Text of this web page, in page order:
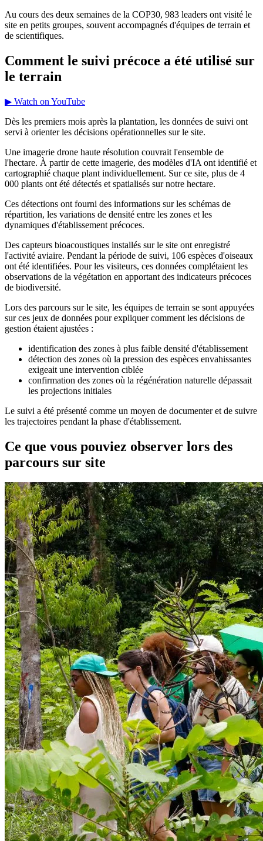
Au cours des deux semaines de la COP30, 983 leaders ont visité le
site en petits groupes, souvent accompagnés d'équipes de terrain et
de scientifiques.
Comment le suivi précoce a été utilisé sur
le terrain
▶ Watch on YouTube
Dès les premiers mois après la plantation, les données de suivi ont
servi à orienter les décisions opérationnelles sur le site.
Une imagerie drone haute résolution couvrait l'ensemble de
l'hectare. À partir de cette imagerie, des modèles d'IA ont identifié et
cartographié chaque plant individuellement. Sur ce site, plus de 4
000 plants ont été détectés et spatialisés sur notre hectare.
Ces détections ont fourni des informations sur les schémas de
répartition, les variations de densité entre les zones et les
dynamiques d'établissement précoces.
Des capteurs bioacoustiques installés sur le site ont enregistré
l'activité aviaire. Pendant la période de suivi, 106 espèces d'oiseaux
ont été identifiées. Pour les visiteurs, ces données complétaient les
observations de la végétation en apportant des indicateurs précoces
de biodiversité.
Lors des parcours sur le site, les équipes de terrain se sont appuyées
sur ces jeux de données pour expliquer comment les décisions de
gestion étaient ajustées :
identification des zones à plus faible densité d'établissement
détection des zones où la pression des espèces envahissantes
exigeait une intervention ciblée
confirmation des zones où la régénération naturelle dépassait
les projections initiales
Le suivi a été présenté comme un moyen de documenter et de suivre
les trajectoires pendant la phase d'établissement.
Ce que vous pouviez observer lors des
parcours sur site